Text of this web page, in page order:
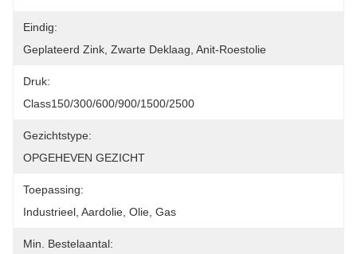
Eindig:
Geplateerd Zink, Zwarte Deklaag, Anit-Roestolie
Druk:
Class150/300/600/900/1500/2500
Gezichtstype:
OPGEHEVEN GEZICHT
Toepassing:
Industrieel, Aardolie, Olie, Gas
Min. Bestelaantal: